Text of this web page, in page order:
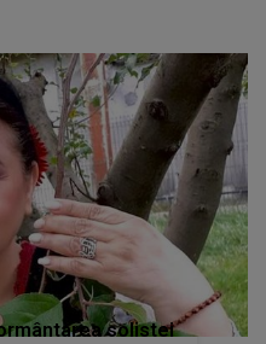
solistei